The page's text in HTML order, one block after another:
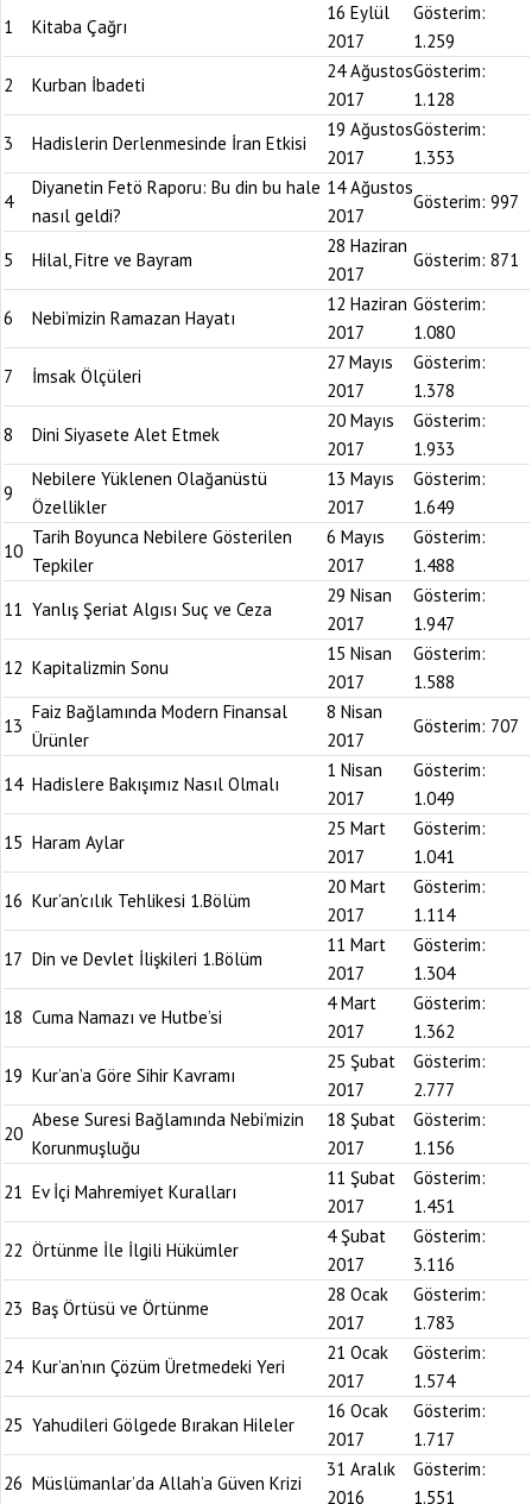
1 Kitaba Çağrı
16 Eylül
2017
Gösterim:
1.259
2
Kurban İbadeti
24 Ağustos
2017
Gösterim:
1.128
3
Hadislerin Derlenmesinde İran Etkisi
19 Ağustos
2017
Gösterim:
1.353
4
Diyanetin Fetö Raporu: Bu din bu hale
nasıl geldi?
14 Ağustos
2017
Gösterim: 997
5 Hilal, Fitre ve Bayram
28 Haziran
2017
Gösterim: 871
6 Nebi’mizin Ramazan Hayatı
12 Haziran
2017
Gösterim:
1.080
7
İmsak Ölçüleri
27 Mayıs
2017
Gösterim:
1.378
8
Dini Siyasete Alet Etmek
20 Mayıs
2017
Gösterim:
1.933
9
Nebilere Yüklenen Olağanüstü
Özellikler
13 Mayıs
2017
Gösterim:
1.649
10
Tarih Boyunca Nebilere Gösterilen
Tepkiler
6 Mayıs
2017
Gösterim:
1.488
11 Yanlış Şeriat Algısı Suç ve Ceza
29 Nisan
2017
Gösterim:
1.947
12 Kapitalizmin Sonu
15 Nisan
2017
Gösterim:
1.588
13
Faiz Bağlamında Modern Finansal
Ürünler
8 Nisan
2017
Gösterim: 707
14 Hadislere Bakışımız Nasıl Olmalı
1 Nisan
2017
Gösterim:
1.049
15 Haram Aylar
25 Mart
2017
Gösterim:
1.041
16 Kur’an’cılık Tehlikesi 1.Bölüm
20 Mart
2017
Gösterim:
1.114
17 Din ve Devlet İlişkileri 1.Bölüm
11 Mart
2017
Gösterim:
1.304
18 Cuma Namazı ve Hutbe’si
4 Mart
2017
Gösterim:
1.362
19 Kur’an’a Göre Sihir Kavramı
25 Şubat
2017
Gösterim:
2.777
20
Abese Suresi Bağlamında Nebi’mizin
Korunmuşluğu
18 Şubat
2017
Gösterim:
1.156
21 Ev İçi Mahremiyet Kuralları
11 Şubat
2017
Gösterim:
1.451
22 Örtünme İle İlgili Hükümler
4 Şubat
2017
Gösterim:
3.116
23 Baş Örtüsü ve Örtünme
28 Ocak
2017
Gösterim:
1.783
24 Kur’an’nın Çözüm Üretmedeki Yeri
21 Ocak
2017
Gösterim:
1.574
25 Yahudileri Gölgede Bırakan Hileler
16 Ocak
2017
Gösterim:
1.717
26 Müslümanlar’da Allah’a Güven Krizi
31 Aralık
2016
Gösterim:
1.551